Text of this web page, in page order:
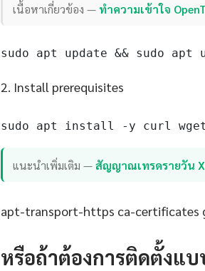
เนื้อหาเกี่ยวข้อง — ทำความเข้าใจ
sudo apt update && sudo apt
2. Install prerequisites
sudo apt install -y curl wget
แนะนำเพิ่มเติม —สัญญาณเทรดรายวัน
apt-transport-https ca-certificates
หรือถ้าต้องการติดตั้งแบ